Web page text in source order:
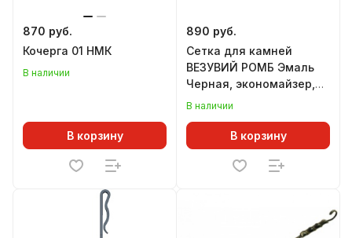
870 руб.
Кочерга 01 НМК
В наличии
В корзину
890 руб.
Сетка для камней
ВЕЗУВИЙ РОМБ Эмаль
Черная, экономайзер,
L=450 мм
В наличии
В корзину